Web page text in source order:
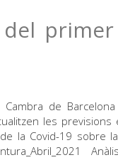
de
les previsions
la Covid-19 sobre